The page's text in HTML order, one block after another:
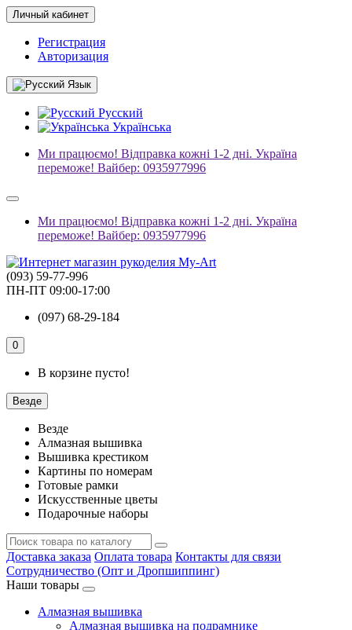
Личный кабинет
Регистрация
Авторизация
Язык
Русский
Українська
Ми працюємо! Відправка кожні 1-2 дні. Україна
переможе! Вайбер: 0935977996
Ми працюємо! Відправка кожні 1-2 дні. Україна
переможе! Вайбер: 0935977996
(093) 59-77-996
ПН-ПТ 09:00-17:00
(097) 68-29-184
0
В корзине пусто!
Везде
Везде
Алмазная вышивка
Вышивка крестиком
Картины по номерам
Готовые рамки
Искусственные цветы
Подарочные наборы
Доставка заказа Оплата товара Контакты для связи
Сотрудничество (Опт и Дропшиппинг)
Наши товары
Алмазная вышивка
Алмазная вышивка на подрамнике